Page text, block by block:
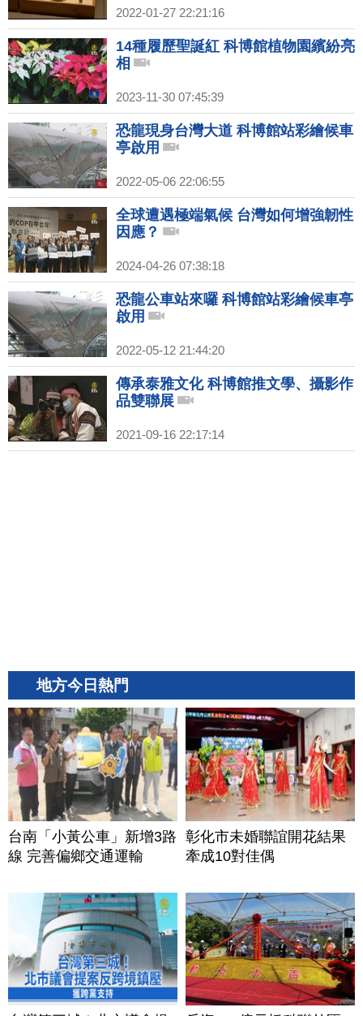
2022-01-27 22:21:16
14種履歷聖誕紅 科博館植物園繽紛亮
相
2023-11-30 07:45:39
恐龍現身台灣大道 科博館站彩繪候車
亭啟用
2022-05-06 22:06:55
全球遭遇極端氣候 台灣如何增強韌性
因應？
2024-04-26 07:38:18
恐龍公車站來囉 科博館站彩繪候車亭
啟用
2022-05-12 21:44:20
傳承泰雅文化 科博館推文學、攝影作
品雙聯展
2021-09-16 22:17:14
地方今日熱門
台南「小黃公車」新增3路
線 完善偏鄉交通運輸
彰化市未婚聯誼開花結果
牽成10對佳偶